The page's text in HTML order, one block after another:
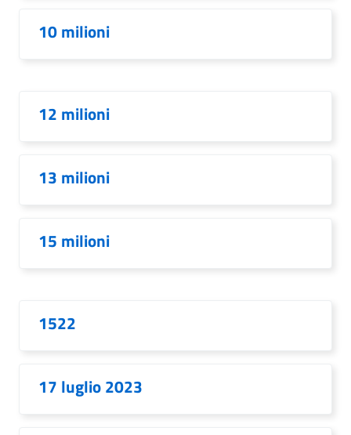
10 milioni
12 milioni
13 milioni
15 milioni
1522
17 luglio 2023